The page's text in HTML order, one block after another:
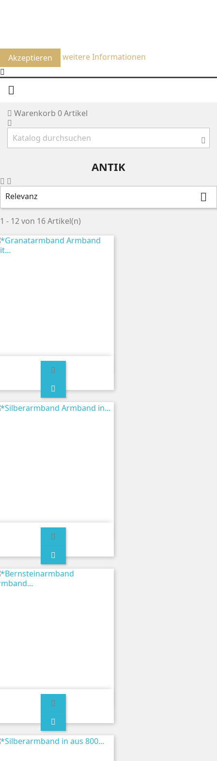
Akzeptieren
weitere Informationen

Warenkorb 0Artikel
ANTIK
Relevanz 
1 - 12 von 16 Artikel(n)